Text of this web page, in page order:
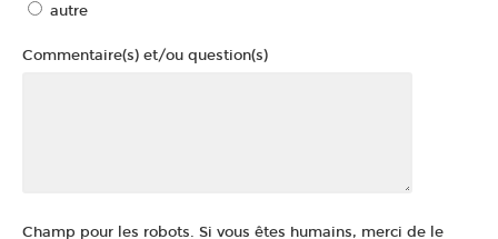
autre
Commentaire(s) et/ou question(s)
Champ pour les robots. Si vous êtes humains, merci de le